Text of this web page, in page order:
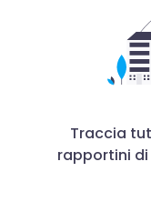
Traccia
rapportini